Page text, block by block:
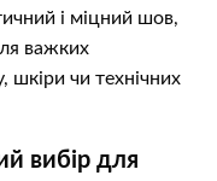
і міцний шов,
важких
шкіри чи технічних
вибір для